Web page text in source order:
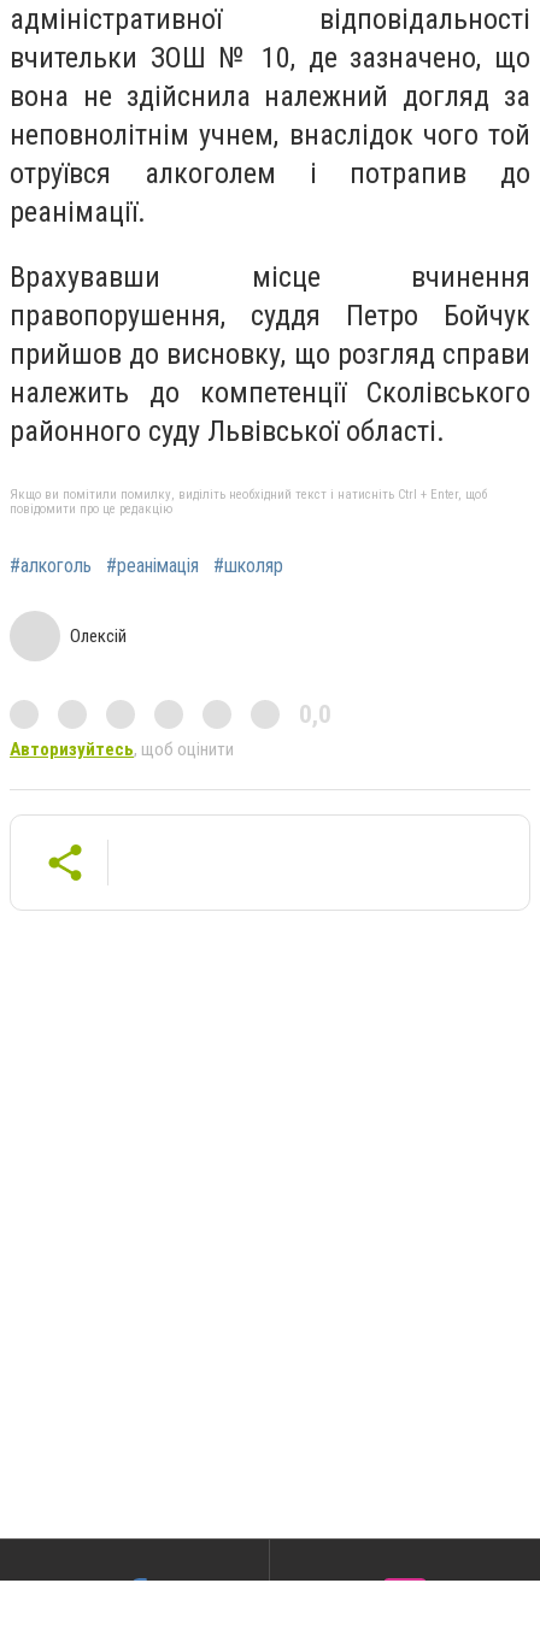
адміністративної відповідальності
вчительки ЗОШ № 10, де зазначено, що
вона не здійснила належний догляд за
неповнолітнім учнем, внаслідок чого той
отруївся алкоголем і потрапив до
реанімації.
Врахувавши місце вчинення
правопорушення, суддя Петро Бойчук
прийшов до висновку, що розгляд справи
належить до компетенції Сколівського
районного суду Львівської області.
Якщо ви помітили помилку, виділіть необхідний текст і натисніть Ctrl + Enter, щоб
повідомити про це редакцію
#алкоголь #реанімація #школяр
Олексій
0,0
Авторизуйтесь, щоб оцінити